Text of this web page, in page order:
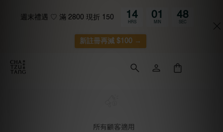
所有顧客適用
週末禮遇 ♡ 滿 2800 現折 150 14
HRS
01
MIN
48
SEC
新註冊再減 $100 →